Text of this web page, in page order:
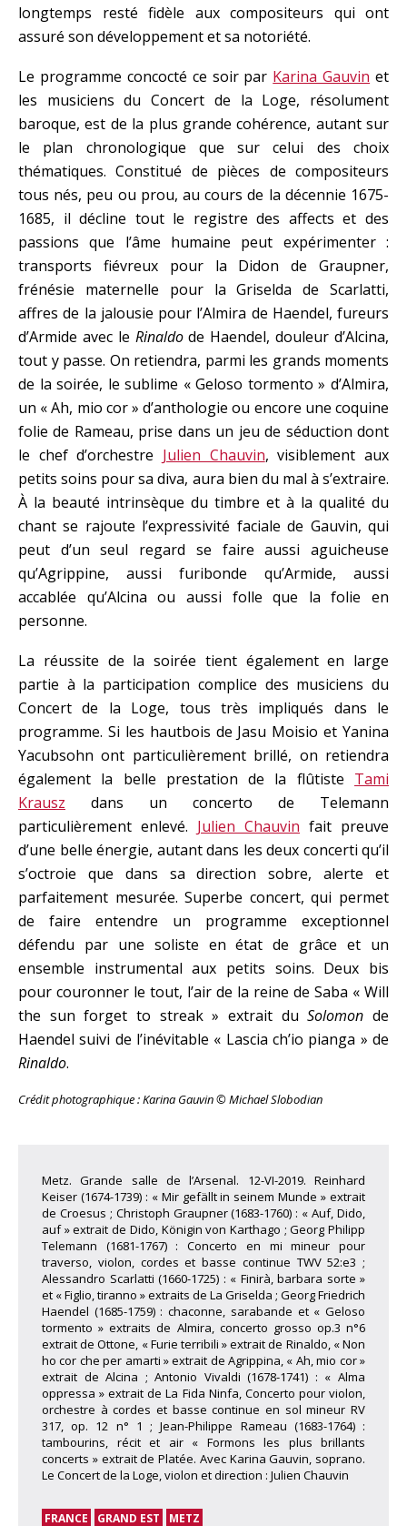
longtemps resté fidèle aux compositeurs qui ont
assuré son développement et sa notoriété.
Le programme concocté ce soir par Karina Gauvin et
les musiciens du Concert de la Loge, résolument
baroque, est de la plus grande cohérence, autant sur
le plan chronologique que sur celui des choix
thématiques. Constitué de pièces de compositeurs
tous nés, peu ou prou, au cours de la décennie 1675-
1685, il décline tout le registre des affects et des
passions que l’âme humaine peut expérimenter :
transports fiévreux pour la Didon de Graupner,
frénésie maternelle pour la Griselda de Scarlatti,
affres de la jalousie pour l’Almira de Haendel, fureurs
d’Armide avec le Rinaldode Haendel, douleur d’Alcina,
tout y passe. On retiendra, parmi les grands moments
de la soirée, le sublime « Geloso tormento » d’Almira,
un « Ah, mio cor » d’anthologie ou encore une coquine
folie de Rameau, prise dans un jeu de séduction dont
le chef d’orchestre Julien Chauvin, visiblement aux
petits soins pour sa diva, aura bien du mal à s’extraire.
À la beauté intrinsèque du timbre et à la qualité du
chant se rajoute l’expressivité faciale de Gauvin, qui
peut d’un seul regard se faire aussi aguicheuse
qu’Agrippine, aussi furibonde qu’Armide, aussi
accablée qu’Alcina ou aussi folle que la folie en
personne.
La réussite de la soirée tient également en large
partie à la participation complice des musiciens du
Concert de la Loge, tous très impliqués dans le
programme. Si les hautbois de Jasu Moisio et Yanina
Yacubsohn ont particulièrement brillé, on retiendra
également la belle prestation de la flûtiste Tami
Krausz dans un concerto de Telemann
particulièrement enlevé. Julien Chauvin fait preuve
d’une belle énergie, autant dans les deux concerti qu’il
s’octroie que dans sa direction sobre, alerte et
parfaitement mesurée. Superbe concert, qui permet
de faire entendre un programme exceptionnel
défendu par une soliste en état de grâce et un
ensemble instrumental aux petits soins. Deux bis
pour couronner le tout, l’air de la reine de Saba « Will
the sun forget to streak » extrait duSolomon de
Haendel suivi de l’inévitable « Lascia ch’io pianga » de
Rinaldo.
Crédit photographique : Karina Gauvin © Michael Slobodian
Metz. Grande salle de l’Arsenal. 12-VI-2019. Reinhard
Keiser (1674-1739) : « Mir gefällt in seinem Munde » extrait
de Croesus ; Christoph Graupner (1683-1760) : « Auf, Dido,
auf » extrait de Dido, Königin von Karthago ; Georg Philipp
Telemann (1681-1767) : Concerto en mi mineur pour
traverso, violon, cordes et basse continue TWV 52:e3 ;
Alessandro Scarlatti (1660-1725) : « Finirà, barbara sorte »
et « Figlio, tiranno » extraits de La Griselda ; Georg Friedrich
Haendel (1685-1759) : chaconne, sarabande et « Geloso
tormento » extraits de Almira, concerto grosso op.3 n°6
extrait de Ottone, « Furie terribili » extrait de Rinaldo, « Non
ho cor che per amarti » extrait de Agrippina, « Ah, mio cor »
extrait de Alcina ; Antonio Vivaldi (1678-1741) : « Alma
oppressa » extrait de La Fida Ninfa, Concerto pour violon,
orchestre à cordes et basse continue en sol mineur RV
317, op. 12 n° 1 ; Jean-Philippe Rameau (1683-1764) :
tambourins, récit et air « Formons les plus brillants
concerts » extrait de Platée. Avec Karina Gauvin, soprano.
Le Concert de la Loge, violon et direction : Julien Chauvin
FRANCE GRAND EST METZ